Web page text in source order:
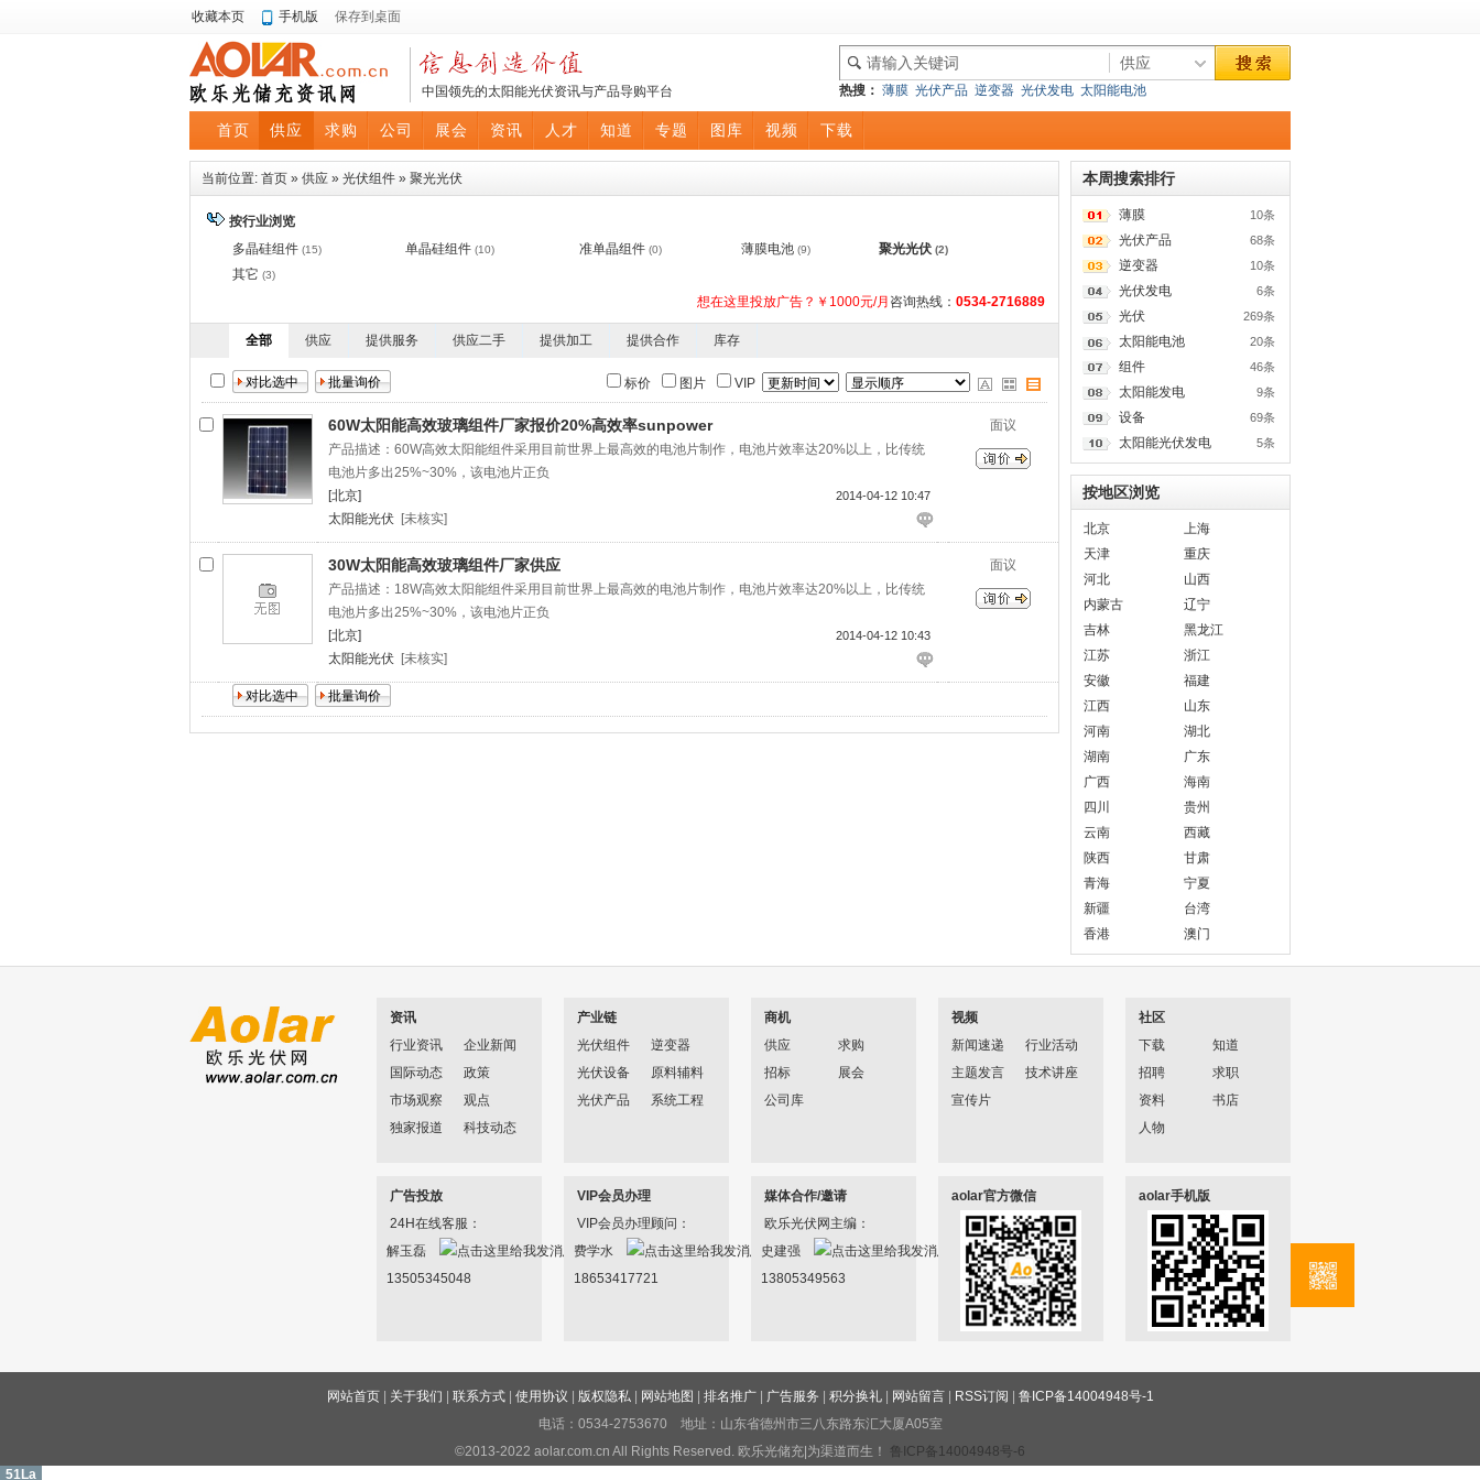
收藏本页 手机版 保存到桌面
热搜： 薄膜 光伏产品 逆变器 光伏发电 太阳能电池
中国领先的太阳能光伏资讯与产品导购平台
首页 供应 求购 公司 展会 资讯 人才 知道 专题 图库 视频 下载
当前位置: 首页 » 供应 » 光伏组件 » 聚光光伏
按行业浏览
多晶硅组件 (15) 单晶硅组件 (10) 准单晶组件 (0) 薄膜电池 (9) 聚光光伏 (2)
其它 (3)
想在这里投放广告？￥1000元/月 咨询热线： 0534-2716889
全部 供应 提供服务 供应二手 提供加工 提供合作 库存
标价 图片 VIP
60W太阳能高效玻璃组件厂家报价20%高效率sunpower
产品描述：60W高效太阳能组件采用目前世界上最高效的电池片制作，电池片效率达20%以上，比传统
电池片多出25%~30%，该电池片正负
2014-04-12 10:47
[北京]
太阳能光伏 [未核实]
面议
30W太阳能高效玻璃组件厂家供应
产品描述：18W高效太阳能组件采用目前世界上最高效的电池片制作，电池片效率达20%以上，比传统
电池片多出25%~30%，该电池片正负
2014-04-12 10:43
[北京]
太阳能光伏 [未核实]
面议
本周搜索排行
10条
薄膜
68条
光伏产品
10条
逆变器
6条
光伏发电
269条
光伏
20条
太阳能电池
46条
组件
9条
太阳能发电
69条
设备
5条
太阳能光伏发电
按地区浏览
北京
上海
天津
重庆
河北
山西
内蒙古
辽宁
吉林
黑龙江
江苏
浙江
安徽
福建
江西
山东
河南
湖北
湖南
广东
广西
海南
四川
贵州
云南
西藏
陕西
甘肃
青海
宁夏
新疆
台湾
香港
澳门
资讯
行业资讯
企业新闻
国际动态
政策
市场观察
观点
独家报道
科技动态
产业链
光伏组件
逆变器
光伏设备
原料辅料
光伏产品
系统工程
商机
供应
求购
招标
展会
公司库
视频
新闻速递
行业活动
主题发言
技术讲座
宣传片
社区
下载
知道
招聘
求职
资料
书店
人物
广告投放
24H在线客服：
解玉磊
13505345048
VIP会员办理
VIP会员办理顾问：
费学水
18653417721
媒体合作/邀请
欧乐光伏网主编：
史建强
13805349563
aolar官方微信 aolar手机版
网站首页| 关于我们 联系方式| 使用协议 版权隐私| 网站地图 排名推广| 广告服务 积分换礼| 网站留言| RSS订阅
鲁ICP备14004948号-1
电话：0534-2753670 地址：山东省德州市三八东路东汇大厦A05室
©2013-2022 aolar.com.cn All Rights Reserved. 欧乐光储充|为渠道而生！ 鲁ICP备14004948号-6
51La